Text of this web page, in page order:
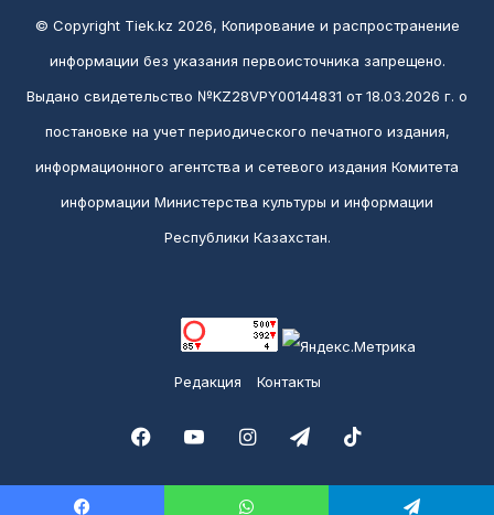
© Copyright Tiek.kz 2026, Копирование и распространение
информации без указания первоисточника запрещено.
Выдано свидетельство №KZ28VPY00144831 от 18.03.2026 г. о
постановке на учет периодического печатного издания,
информационного агентства и сетевого издания Комитета
информации Министерства культуры и информации
Республики Казахстан.
Редакция Контакты
FacebookYouTubeInstagramTelegram